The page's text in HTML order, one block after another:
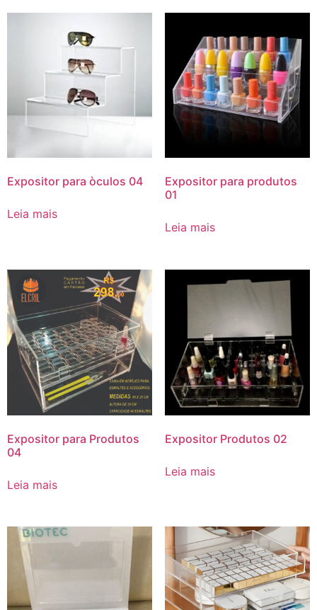
Expositor para òculos 04
Leia mais
Expositor para produtos
01
Leia mais
Expositor para Produtos
04
Leia mais
Expositor Produtos 02
Leia mais